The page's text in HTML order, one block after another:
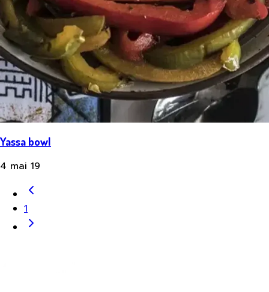
Yassa bowl
4 mai 19
1